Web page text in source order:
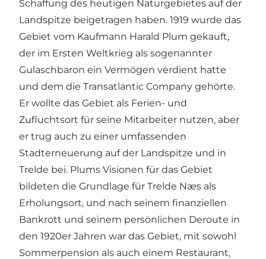
Schaffung des heutigen Naturgebietes auf der
Landspitze beigetragen haben. 1919 wurde das
Gebiet vom Kaufmann Harald Plum gekauft,
der im Ersten Weltkrieg als sogenannter
Gulaschbaron ein Vermögen verdient hatte
und dem die Transatlantic Company gehörte.
Er wollte das Gebiet als Ferien- und
Zufluchtsort für seine Mitarbeiter nutzen, aber
er trug auch zu einer umfassenden
Stadterneuerung auf der Landspitze und in
Trelde bei. Plums Visionen für das Gebiet
bildeten die Grundlage für Trelde Næs als
Erholungsort, und nach seinem finanziellen
Bankrott und seinem persönlichen Deroute in
den 1920er Jahren war das Gebiet, mit sowohl
Sommerpension als auch einem Restaurant,